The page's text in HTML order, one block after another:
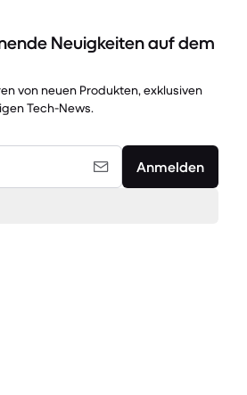
Neuigkeiten auf dem
von neuen Produkten, exklusiven
Tech-News.
Anmelden